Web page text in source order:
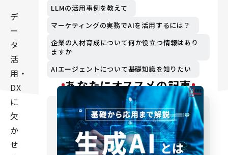
デ
ー
タ
活
用・
DX
に
欠
か
せ
LLMの活用事例を教えて
マーケティングの実務でAIを活用するには？
企業の人材育成について何か役立つ情報はあり
ますか
AIエージェントについて基礎知識を知りたい
あなたにオススメの記事